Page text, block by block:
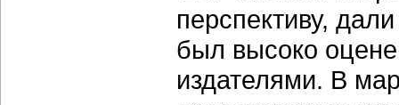
перспективу,
был высоко
издателями. В